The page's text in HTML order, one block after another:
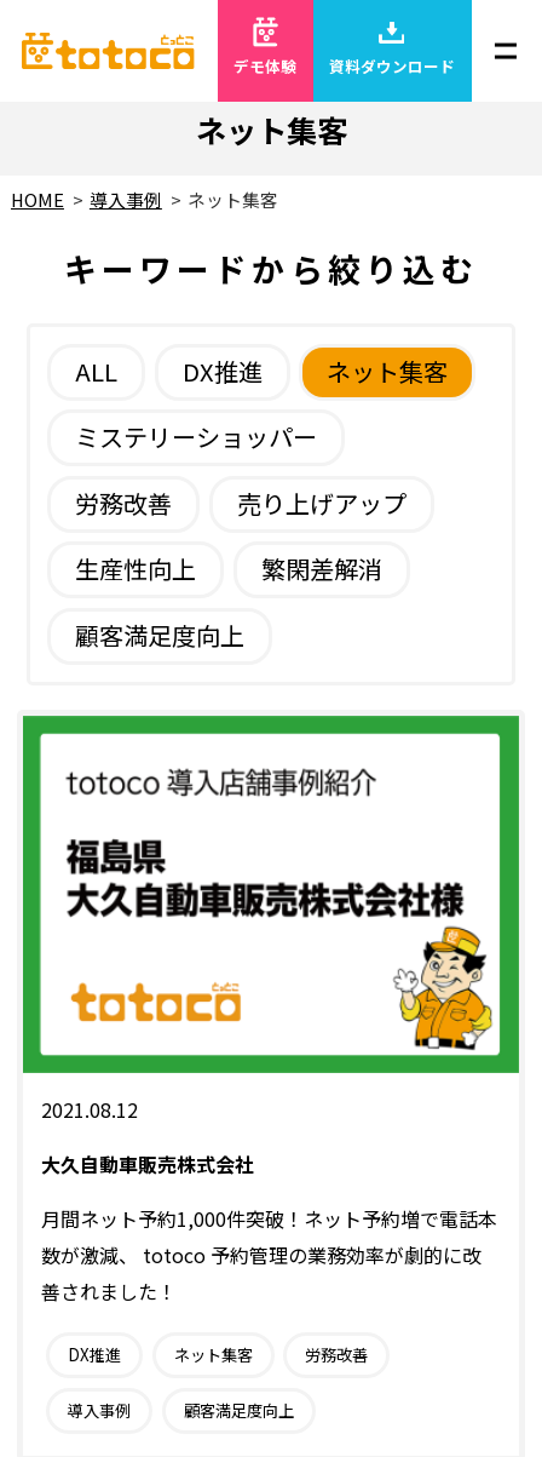
デモ体験 資料ダウンロード
ネット集客
HOME 導入事例 ネット集客
キーワードから絞り込む
ALL DX推進
ネット集客
ミステリーショッパー
労務改善
売り上げアップ
生産性向上
繁閑差解消
顧客満足度向上
2021.08.12
大久自動車販売株式会社
月間ネット予約1,000件突破！ネット予約増で電話本
数が激減、 totoco 予約管理の業務効率が劇的に改
善されました！
DX推進 ネット集客 労務改善
導入事例 顧客満足度向上